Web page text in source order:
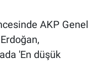
AKP Genel
'En düşük